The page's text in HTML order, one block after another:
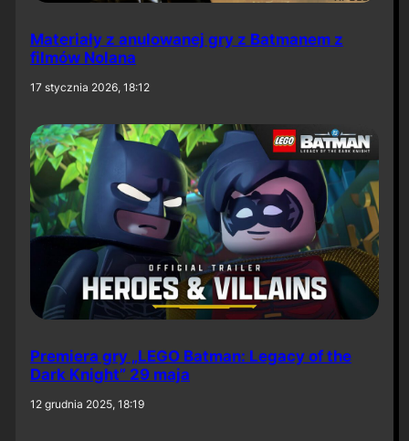
Materiały z anulowanej gry z Batmanem z
filmów Nolana
17 stycznia 2026, 18:12
Premiera gry „LEGO Batman: Legacy of the
Dark Knight” 29 maja
12 grudnia 2025, 18:19